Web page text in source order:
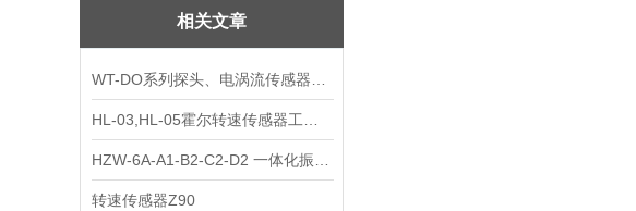
相关文章
转速传感器Z90